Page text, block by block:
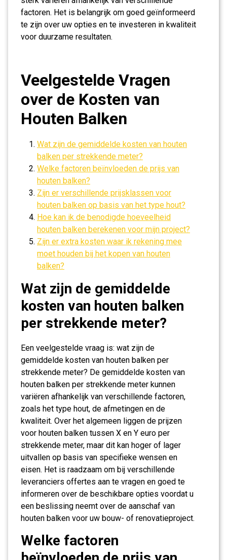
factoren. Het is belangrijk om goed geïnformeerd
te zijn over uw opties en te investeren in kwaliteit
voor duurzame resultaten.
Veelgestelde Vragen
over de Kosten van
Houten Balken
Wat zijn de gemiddelde kosten van houten
balken per strekkende meter?
Welke factoren beïnvloeden de prijs van
houten balken?
Zijn er verschillende prijsklassen voor
houten balken op basis van het type hout?
Hoe kan ik de benodigde hoeveelheid
houten balken berekenen voor mijn project?
Zijn er extra kosten waar ik rekening mee
moet houden bij het kopen van houten
balken?
Wat zijn de gemiddelde
kosten van houten balken
per strekkende meter?
Een veelgestelde vraag is: wat zijn de
gemiddelde kosten van houten balken per
strekkende meter? De gemiddelde kosten van
houten balken per strekkende meter kunnen
variëren afhankelijk van verschillende factoren,
zoals het type hout, de afmetingen en de
kwaliteit. Over het algemeen liggen de prijzen
voor houten balken tussen X en Y euro per
strekkende meter, maar dit kan hoger of lager
uitvallen op basis van specifieke wensen en
eisen. Het is raadzaam om bij verschillende
leveranciers offertes aan te vragen en goed te
informeren over de beschikbare opties voordat u
een beslissing neemt over de aanschaf van
houten balken voor uw bouw- of renovatieproject.
Welke factoren